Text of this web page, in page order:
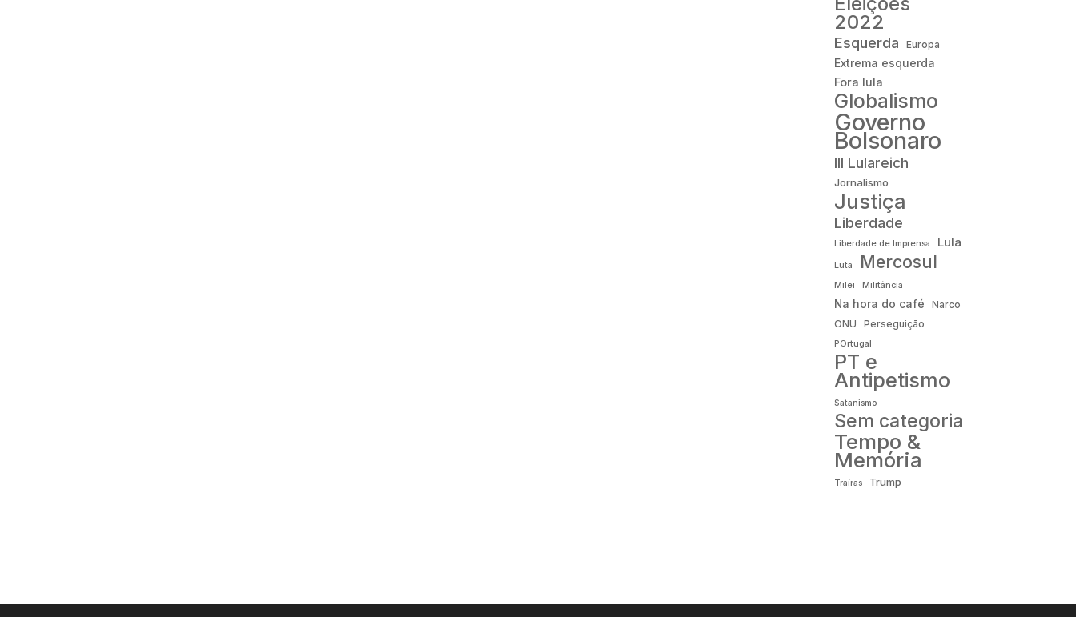
2022
Esquerda Europa
Extrema esquerda
Fora lula
Globalismo
Governo
Bolsonaro
III Lulareich
Jornalismo
Justiça
Liberdade
Liberdade de Imprensa Lula
Luta Mercosul
Milei Militância
Na hora do café
Narco
ONU
Perseguição
POrtugal
PT e
Antipetismo
Satanismo
Sem categoria
Tempo &
Memória
Traíras Trump